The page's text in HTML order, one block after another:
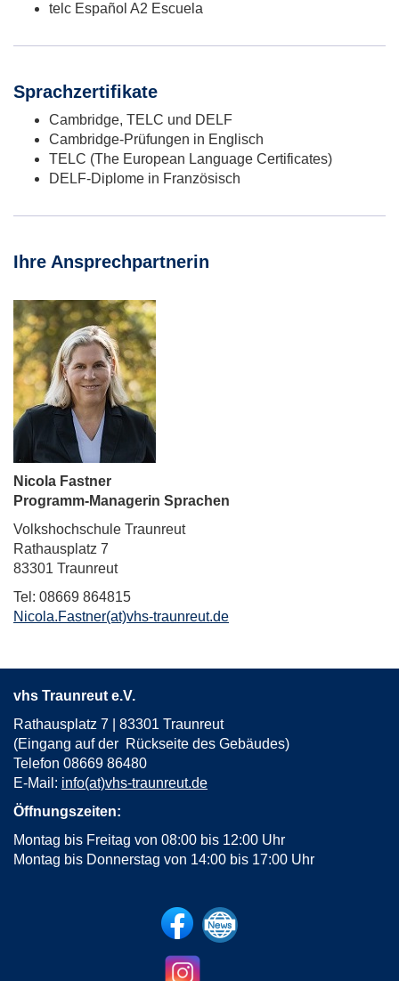
telc Español A2 Escuela
Sprachzertifikate
Cambridge, TELC und DELF
Cambridge-Prüfungen in Englisch
TELC (The European Language Certificates)
DELF-Diplome in Französisch
Ihre Ansprechpartnerin
Nicola Fastner
Programm-Managerin Sprachen
Volkshochschule Traunreut
Rathausplatz 7
83301 Traunreut
Tel: 08669 864815
Nicola.Fastner(at)vhs-traunreut.de
vhs Traunreut e.V.
Rathausplatz 7 | 83301 Traunreut
(Eingang auf der Rückseite des Gebäudes)
Telefon 08669 86480
E-Mail: info(at)vhs-traunreut.de
Öffnungszeiten:
Montag bis Freitag von 08:00 bis 12:00 Uhr
Montag bis Donnerstag von 14:00 bis 17:00 Uhr